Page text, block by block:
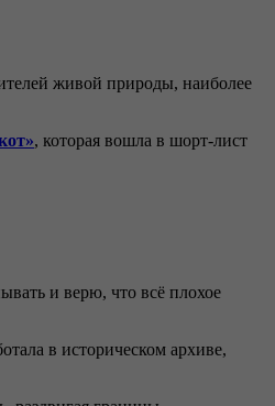
живой природы, наиболее
, которая вошла в шорт-лист
и верю, что всё плохое
в историческом архиве,